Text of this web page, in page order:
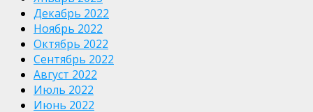
Декабрь 2022
Ноябрь 2022
Октябрь 2022
Сентябрь 2022
Август 2022
Июль 2022
Июнь 2022